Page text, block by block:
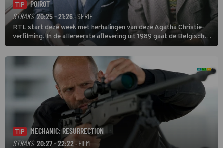
TIP
POIROT
STRAKS 20:25 - 21:26· SERIE
RTL start deze week met herhalingen van deze Agatha Christie-
verfilming. In de allereerste aflevering uit 1989 gaat de Belgische
speurder op zoek naar een vermiste kok. Poirot raakt al snel
verwikkeld in een moordzaak. (HH)
TIP
MECHANIC: RESURRECTION
STRAKS 20:27 - 22:22 · FILM